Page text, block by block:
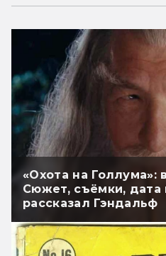
«Охота на Голлума»:
Сюжет, съёмки, дата
рассказал Гэндальф